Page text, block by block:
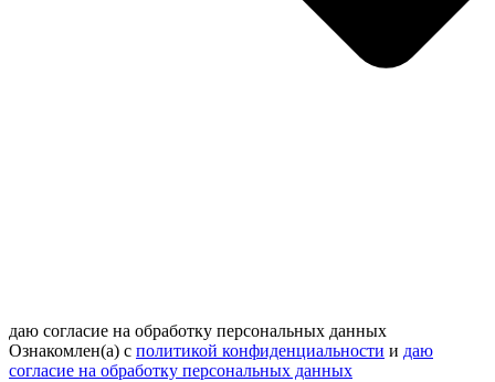
даю согласие на обработку персональных данных
Ознакомлен(а) с политикой конфиденциальности и даю
согласие на обработку персональных данных